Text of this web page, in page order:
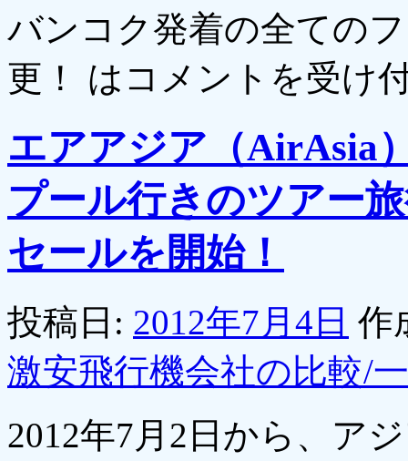
バンコク発着の全ての
更！ は コメントを受け
エアアジア（AirAsia
プール行きのツアー
セールを開始！
投稿日: 2012年7月4日 作
激安飛行機会社の比較/
2012年7月2日から、ア